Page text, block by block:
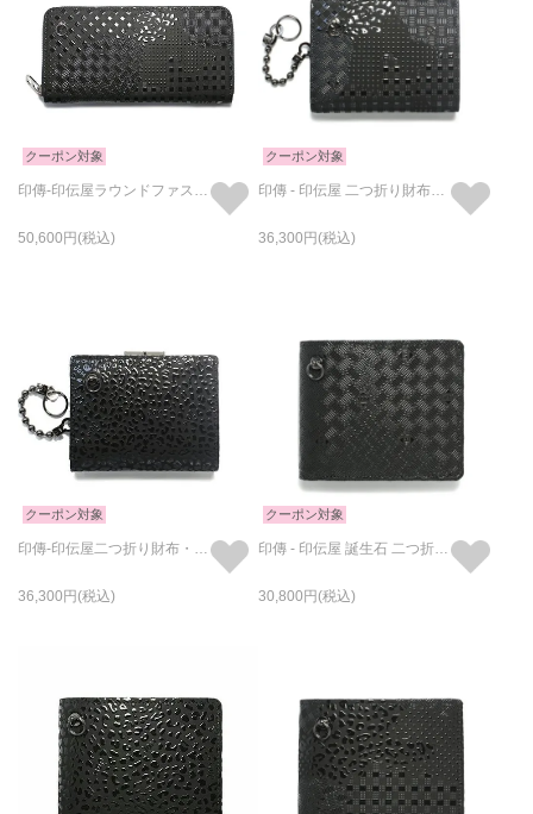
クーポン対象
印傳-印伝屋ラウンドファスナー長財布山梨カモフラ柄/ロングウォレット
50,600
クーポン対象
印傳 - 印伝屋 二つ折り財布・がま札財布 山梨 カモフラ柄 / ミディアムウォレット
36,300
クーポン対象
印傳-印伝屋二つ折り財布・がま札財布レオパード柄/ミディアムウォレット
36,300
クーポン対象
印傳 - 印伝屋 誕生石 二つ折り財布 無響柄 / ミディアムウォレット
30,800